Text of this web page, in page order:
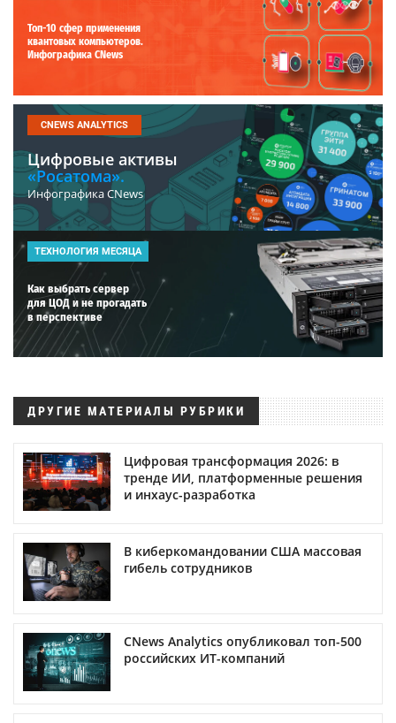
Топ-10 сфер применения
квантовых компьютеров.
Инфографика CNews
CNEWS ANALYTICS
Цифровые активы
«Росатома».
Инфографика CNews
ТЕХНОЛОГИЯ МЕСЯЦА
Как выбрать сервер
для ЦОД и не прогадать
в перспективе
ДРУГИЕ МАТЕРИАЛЫ РУБРИКИ
Цифровая трансформация 2026: в
тренде ИИ, платформенные решения
и инхаус-разработка
В киберкомандовании США массовая
гибель сотрудников
CNews Analytics опубликовал топ-500
российских ИТ-компаний